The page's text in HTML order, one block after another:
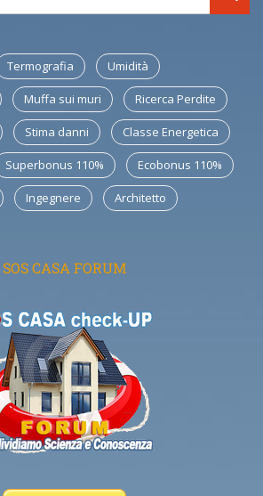
Termografia Umidità
Muffa sui muri Ricerca Perdite
Stima danni Classe Energetica
Superbonus 110% Ecobonus 110%
Ingegnere Architetto
SOS CASA FORUM